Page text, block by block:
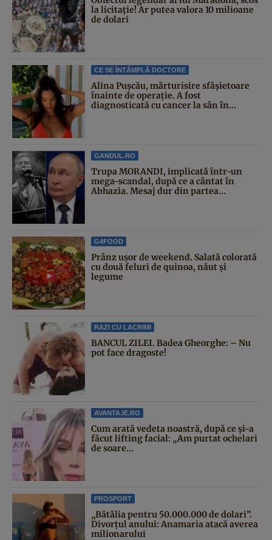
la licitație! Ar putea valora 10 milioane
de dolari
CE SE ÎNTÂMPLĂ DOCTORE
Alina Pușcău, mărturisire sfâșietoare
înainte de operație. A fost
diagnosticată cu cancer la sân în...
GANDUL.RO
Trupa MORANDI, implicată într-un
mega-scandal, după ce a cântat în
Abhazia. Mesaj dur din partea...
G4FOOD
Prânz ușor de weekend. Salată colorată
cu două feluri de quinoa, năut și
legume
RAZI CU LACRIMI
BANCUL ZILEI. Badea Gheorghe: – Nu
pot face dragoste!
AVANTAJE.RO
Cum arată vedeta noastră, după ce și-a
făcut lifting facial: „Am purtat ochelari
de soare...
PROSPORT
„Bătălia pentru 50.000.000 de dolari”.
Divorțul anului: Anamaria atacă averea
milionarului